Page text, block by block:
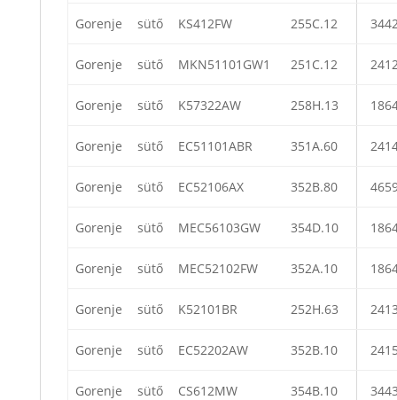
Gorenje sütő KS412FW 255C.12
Gorenje sütő MKN51101GW1 251C.12
Gorenje sütő K57322AW 258H.13
Gorenje sütő EC51101ABR 351A.60
Gorenje sütő EC52106AX 352B.80
Gorenje sütő MEC56103GW 354D.10
Gorenje sütő MEC52102FW 352A.10
Gorenje sütő K52101BR 252H.63
Gorenje sütő EC52202AW 352B.10
Gorenje sütő CS612MW 354B.10